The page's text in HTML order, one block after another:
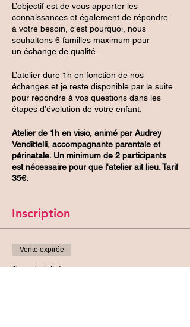
L’objectif est de vous apporter les
connaissances et également de répondre
à votre besoin, c’est pourquoi, nous
souhaitons 6 familles maximum pour
un échange de qualité.
L’atelier dure 1h en fonction de nos
échanges et je reste disponible par la suite
pour répondre à vos questions dans les
étapes d’évolution de votre enfant.
Atelier de 1h en visio, animé par Audrey
Vendittelli, accompagnante parentale et
périnatale. Un minimum de 2 participants
est nécessaire pour que l'atelier ait lieu. Tarif
35€.
Inscription
Vente expirée
Type de billet